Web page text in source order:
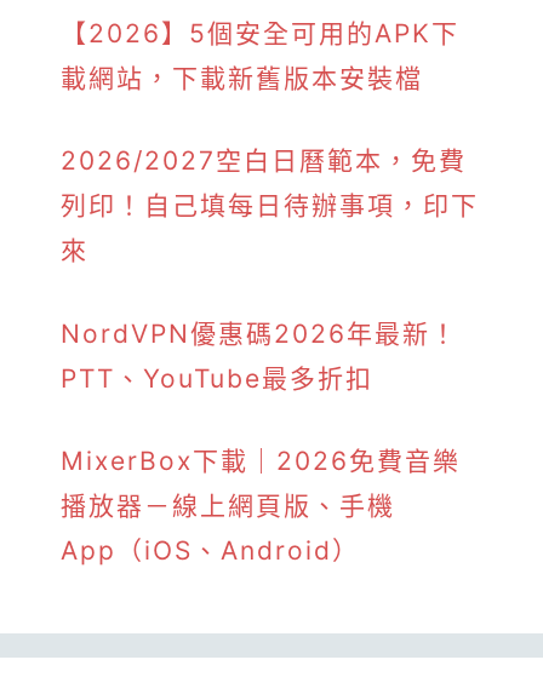
【2026】5個安全可用的APK下
載網站，下載新舊版本安裝檔
2026/2027空白日曆範本，免費
列印！自己填每日待辦事項，印下
來
NordVPN優惠碼2026年最新！
PTT、YouTube最多折扣
MixerBox下載｜2026免費音樂
播放器－線上網頁版、手機
App（iOS、Android）